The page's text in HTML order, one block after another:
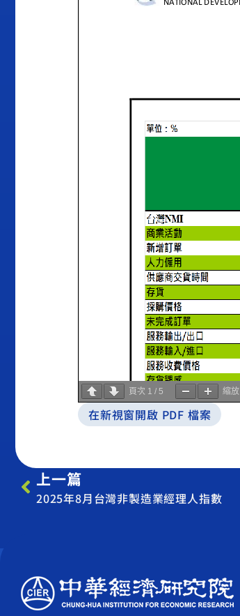
頁次 1 / 5 縮放
在新視窗開啟 PDF 檔案
上一篇
2025年8月台灣非製造業經理人指數